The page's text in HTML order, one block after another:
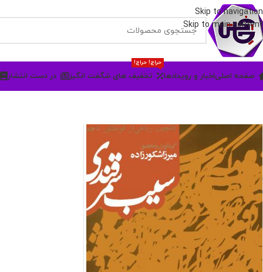
Skip to navigation
Skip to main content
صفحه اصلیاخبار و رویدادها تخفیف های شگفت انگیز
حراج! حراج!
در دست انتشار